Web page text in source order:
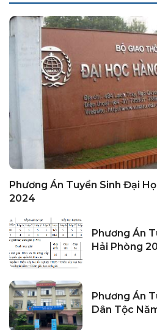
Phương Án Tuyển Sinh Đại
2024
Phương Án
Hải Phòng
Phương Án
Dân Tộc